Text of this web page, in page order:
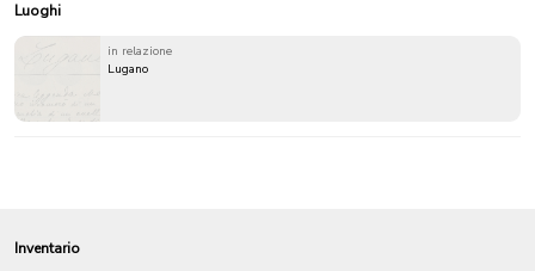
Luoghi
in relazione
Lugano
Inventario